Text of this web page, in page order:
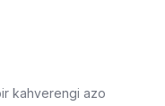
kahverengi azo